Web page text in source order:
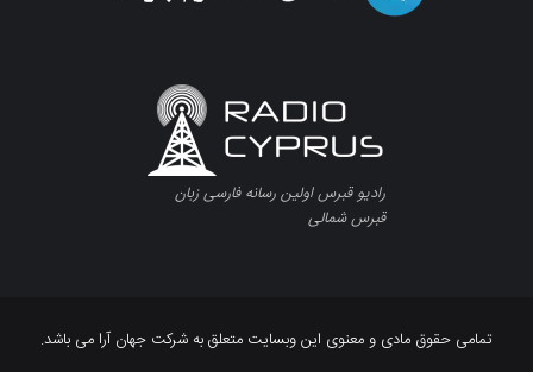
رادیو قبرس اولین رسانه فارسی زبان
قبرس شمالی
تمامی حقوق مادی و معنوی این وبسایت متعلق به شرکت جهان آرا می باشد.